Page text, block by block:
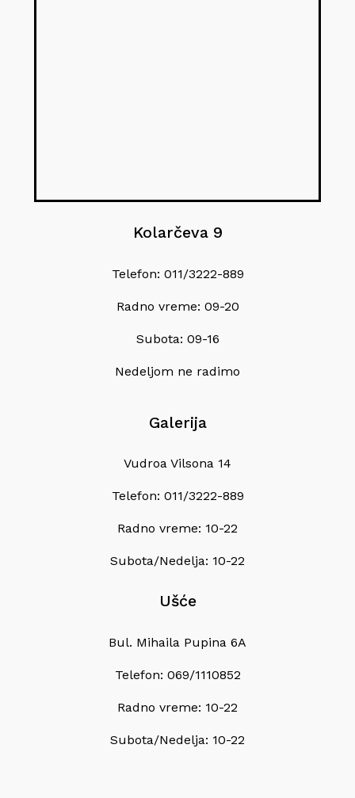
Kolarčeva 9
Telefon: 011/3222-889
Radno vreme: 09-20
Subota: 09-16
Nedeljom ne radimo
Galerija
Vudroa Vilsona 14
Telefon: 011/3222-889
Radno vreme: 10-22
Subota/Nedelja: 10-22
Ušće
Bul. Mihaila Pupina 6A
Telefon: 069/1110852
Radno vreme: 10-22
Subota/Nedelja: 10-22